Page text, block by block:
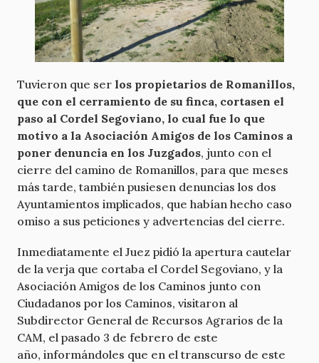
Tuvieron que ser los propietarios de Romanillos,
que con el cerramiento de su finca, cortasen el
paso al Cordel Segoviano, lo cual fue lo que
motivo a la Asociación Amigos de los Caminos a
poner denuncia en los Juzgados, junto con el
cierre del camino de Romanillos, para que meses
más tarde, también pusiesen denuncias los dos
Ayuntamientos implicados, que habían hecho caso
omiso a sus peticiones y advertencias del cierre.
Inmediatamente el Juez pidió la apertura cautelar
de la verja que cortaba el Cordel Segoviano, y la
Asociación Amigos de los Caminos junto con
Ciudadanos por los Caminos, visitaron al
Subdirector General de Recursos Agrarios de la
CAM, el pasado 3 de febrero de este
año, informándoles que en el transcurso de este